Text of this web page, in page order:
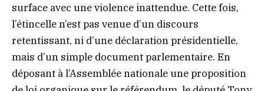
surface avec une violence inattendue. Cette fois,
l’étincelle n’est pas venue d’un discours
retentissant, ni d’une déclaration présidentielle,
mais d’un simple document parlementaire. En
déposant à l’Assemblée nationale une proposition